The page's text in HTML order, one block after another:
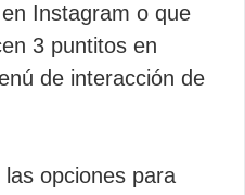
Instagram o que
3 puntitos en
de interacción de
opciones para